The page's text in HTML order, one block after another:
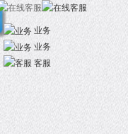
业务
业务
客服